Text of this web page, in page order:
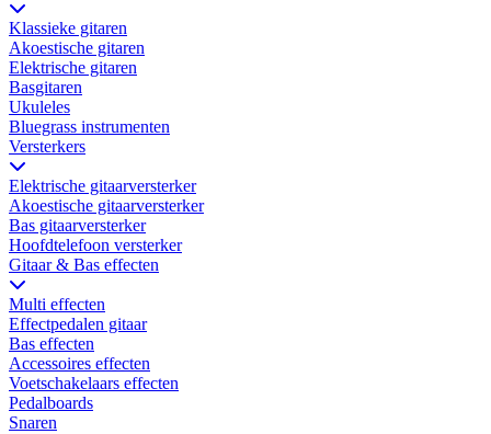
Klassieke gitaren
Akoestische gitaren
Elektrische gitaren
Basgitaren
Ukuleles
Bluegrass instrumenten
Versterkers
Elektrische gitaarversterker
Akoestische gitaarversterker
Bas gitaarversterker
Hoofdtelefoon versterker
Gitaar & Bas effecten
Multi effecten
Effectpedalen gitaar
Bas effecten
Accessoires effecten
Voetschakelaars effecten
Pedalboards
Snaren